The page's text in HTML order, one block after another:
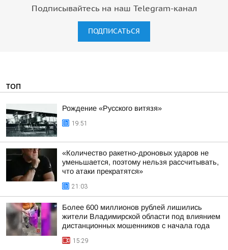
Подписывайтесь на наш Telegram-канал
ПОДПИСАТЬСЯ
ТОП
Рождение «Русского витязя»
19:51
«Количество ракетно-дроновых ударов не
уменьшается, поэтому нельзя рассчитывать,
что атаки прекратятся»
21:03
Более 600 миллионов рублей лишились
жители Владимирской области под влиянием
дистанционных мошенников с начала года
15:29